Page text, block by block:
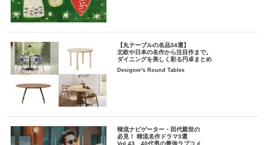
【丸テーブルの名品34選】
北欧や日本の名作から注目作まで。
ダイニングを美しく彩る円卓まとめ
Designer's Round Tables
韓流ナビゲーター・田代親世の
必見！ 韓流名作ドラマ3選